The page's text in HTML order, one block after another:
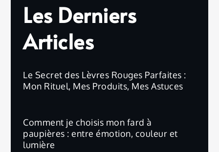
Les Derniers
Articles
Le Secret des Lèvres Rouges Parfaites :
Mon Rituel, Mes Produits, Mes Astuces
Comment je choisis mon fard à
paupières : entre émotion, couleur et
lumière